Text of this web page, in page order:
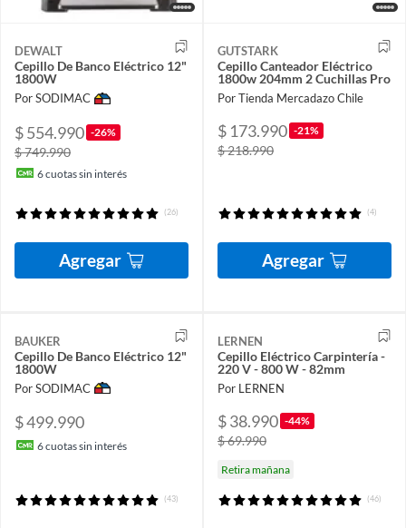
DEWALT
Cepillo De Banco Eléctrico 12"
1800W
Por SODIMAC
$ 554.990 -26%
$ 749.990
6cuotas sin interés
(26)
Agregar
GUTSTARK
Cepillo Canteador Eléctrico
1800w 204mm 2 Cuchillas Pro
Por Tienda Mercadazo Chile
$ 173.990 -21%
$ 218.990
(4)
Agregar
BAUKER
Cepillo De Banco Eléctrico 12"
1800W
Por SODIMAC
$ 499.990
6cuotas sin interés
(43)
LERNEN
Cepillo Eléctrico Carpintería -
220 V - 800 W - 82mm
Por LERNEN
$ 38.990 -44%
$ 69.990
Retira mañana
(46)